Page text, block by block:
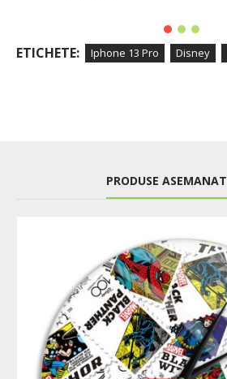
ETICHETE: Iphone 13 Pro Disney
PRODUSE